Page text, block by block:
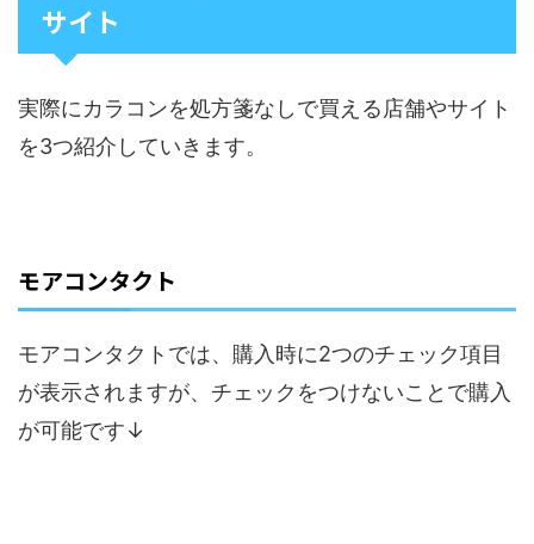
サイト
実際にカラコンを処方箋なしで買える店舗やサイト
を3つ紹介していきます。
モアコンタクト
モアコンタクトでは、購入時に2つのチェック項目
が表示されますが、チェックをつけないことで購入
が可能です↓